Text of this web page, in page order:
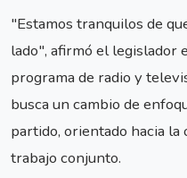
"Estamos tranquilos de
lado", afirmó el legislador
programa de radio y
busca un cambio de
partido, orientado hacia
trabajo conjunto.